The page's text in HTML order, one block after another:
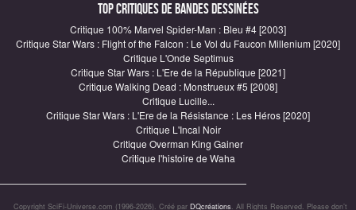
Top critiques de Bandes Dessinées
Critique 100% Marvel Spider-Man : Bleu #4 [2003]
Critique Star Wars : Flight of the Falcon : Le Vol du Faucon Millenium [2020]
Critique L'Onde Septimus
Critique Star Wars : L'Ere de la République [2021]
Critique Walking Dead : Monstrueux #5 [2008]
Critique Lucille...
Critique Star Wars : L'Ere de la Résistance : Les Héros [2020]
Critique L'Incal Noir
Critique Overman King Gainer
Critique l'histoire de Waha
Copyright SciFi-Universe.com (1996-2026). Créé par DQcréations. All Rights Reserved. Please don’t